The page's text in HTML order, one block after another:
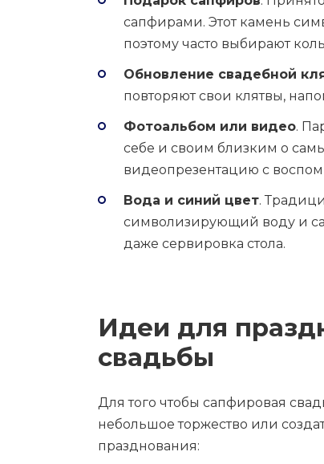
сапфирами. Этот камень
поэтому часто выбирают
Обновление свадебной
повторяют свои клятвы,
Фотоальбом или видео.
себе и своим близким о
видеопрезентацию с
Вода и синий цвет.
символизирующий воду и
даже сервировка стола.
Идеи для
свадьбы
Для того чтобы сапфировая
небольшое торжество или
празднования: